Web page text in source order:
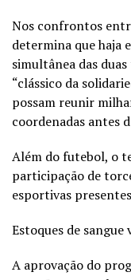
Nos confrontos
determina que haja
simultânea das
“clássico da
possam reunir
coordenadas antes
Além do futebol, o
participação de
esportivas
Estoques de
A aprovação do